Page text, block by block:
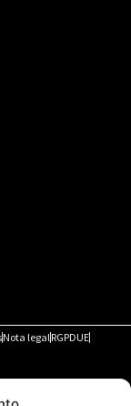
Nota legalRGPDUE